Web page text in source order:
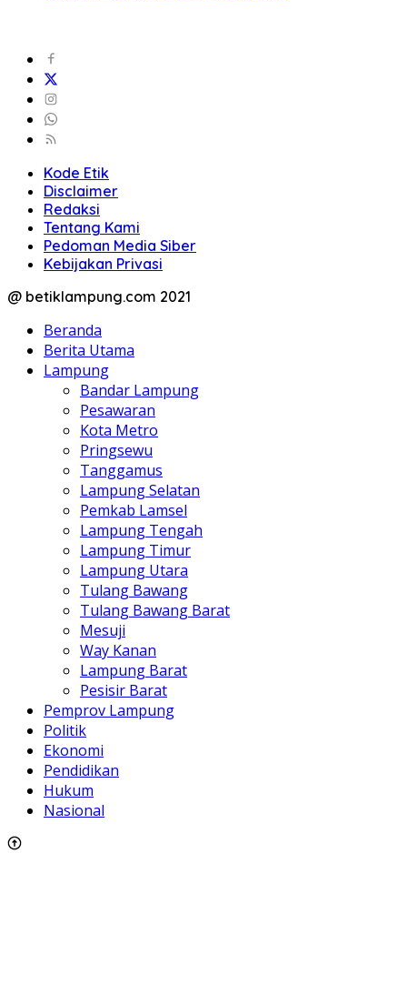
Kode Etik
Disclaimer
Redaksi
Tentang Kami
Pedoman Media Siber
Kebijakan Privasi
@ betiklampung.com 2021
Beranda
Berita Utama
Lampung
Bandar Lampung
Pesawaran
Kota Metro
Pringsewu
Tanggamus
Lampung Selatan
Pemkab Lamsel
Lampung Tengah
Lampung Timur
Lampung Utara
Tulang Bawang
Tulang Bawang Barat
Mesuji
Way Kanan
Lampung Barat
Pesisir Barat
Pemprov Lampung
Politik
Ekonomi
Pendidikan
Hukum
Nasional